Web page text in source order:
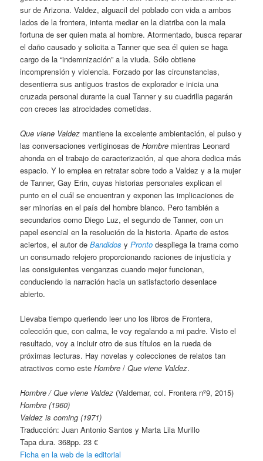
sur de Arizona. Valdez, alguacil del poblado con vida a ambos
lados de la frontera, intenta mediar en la diatriba con la mala
fortuna de ser quien mata al hombre. Atormentado, busca reparar
el daño causado y solicita a Tanner que sea él quien se haga
cargo de la “indemnización” a la viuda. Sólo obtiene
incomprensión y violencia. Forzado por las circunstancias,
desentierra sus antiguos trastos de explorador e inicia una
cruzada personal durante la cual Tanner y su cuadrilla pagarán
con creces las atrocidades cometidas.
Que viene Valdez mantiene la excelente ambientación, el pulso y
las conversaciones vertiginosas deHombre mientras Leonard
ahonda en el trabajo de caracterización, al que ahora dedica más
espacio. Y lo emplea en retratar sobre todo a Valdez y a la mujer
de Tanner, Gay Erin, cuyas historias personales explican el
punto en el cuál se encuentran y exponen las implicaciones de
ser minorías en el país del hombre blanco. Pero también a
secundarios como Diego Luz, el segundo de Tanner, con un
papel esencial en la resolución de la historia. Aparte de estos
aciertos, el autor deBandidos yPronto despliega la trama como
un consumado relojero proporcionando raciones de injusticia y
las consiguientes venganzas cuando mejor funcionan,
conduciendo la narración hacia un satisfactorio desenlace
abierto.
Llevaba tiempo queriendo leer uno los libros de Frontera,
colección que, con calma, le voy regalando a mi padre. Visto el
resultado, voy a incluir otro de sus títulos en la rueda de
próximas lecturas. Hay novelas y colecciones de relatos tan
atractivos como esteHombre /Que viene Valdez.
Hombre / Que viene Valdez (Valdemar, col. Frontera nº9, 2015)
Hombre (1960)
Valdez is coming (1971)
Traducción: Juan Antonio Santos y Marta Lila Murillo
Tapa dura. 368pp. 23 €
Ficha en la web de la editorial